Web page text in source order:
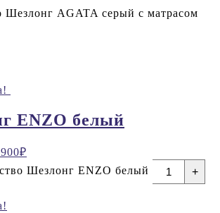
Шезлонг AGATA серый с матрасом
ENZO белый
₽
Шезлонг ENZO белый
+